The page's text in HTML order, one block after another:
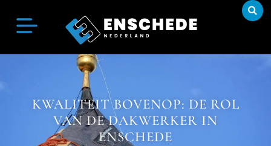
KWALITEIT BOVENOP: DE ROL
VAN DE DAKWERKER IN
ENSCHEDE